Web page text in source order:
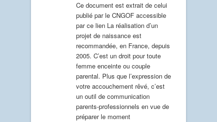
Ce document est extrait de celui
publié par le CNGOF accessible
par ce lien La réalisation d’un
projet de naissance est
recommandée, en France, depuis
2005. C’est un droit pour toute
femme enceinte ou couple
parental. Plus que l’expression de
votre accouchement rêvé, c’est
un outil de communication
parents-professionnels en vue de
préparer le moment